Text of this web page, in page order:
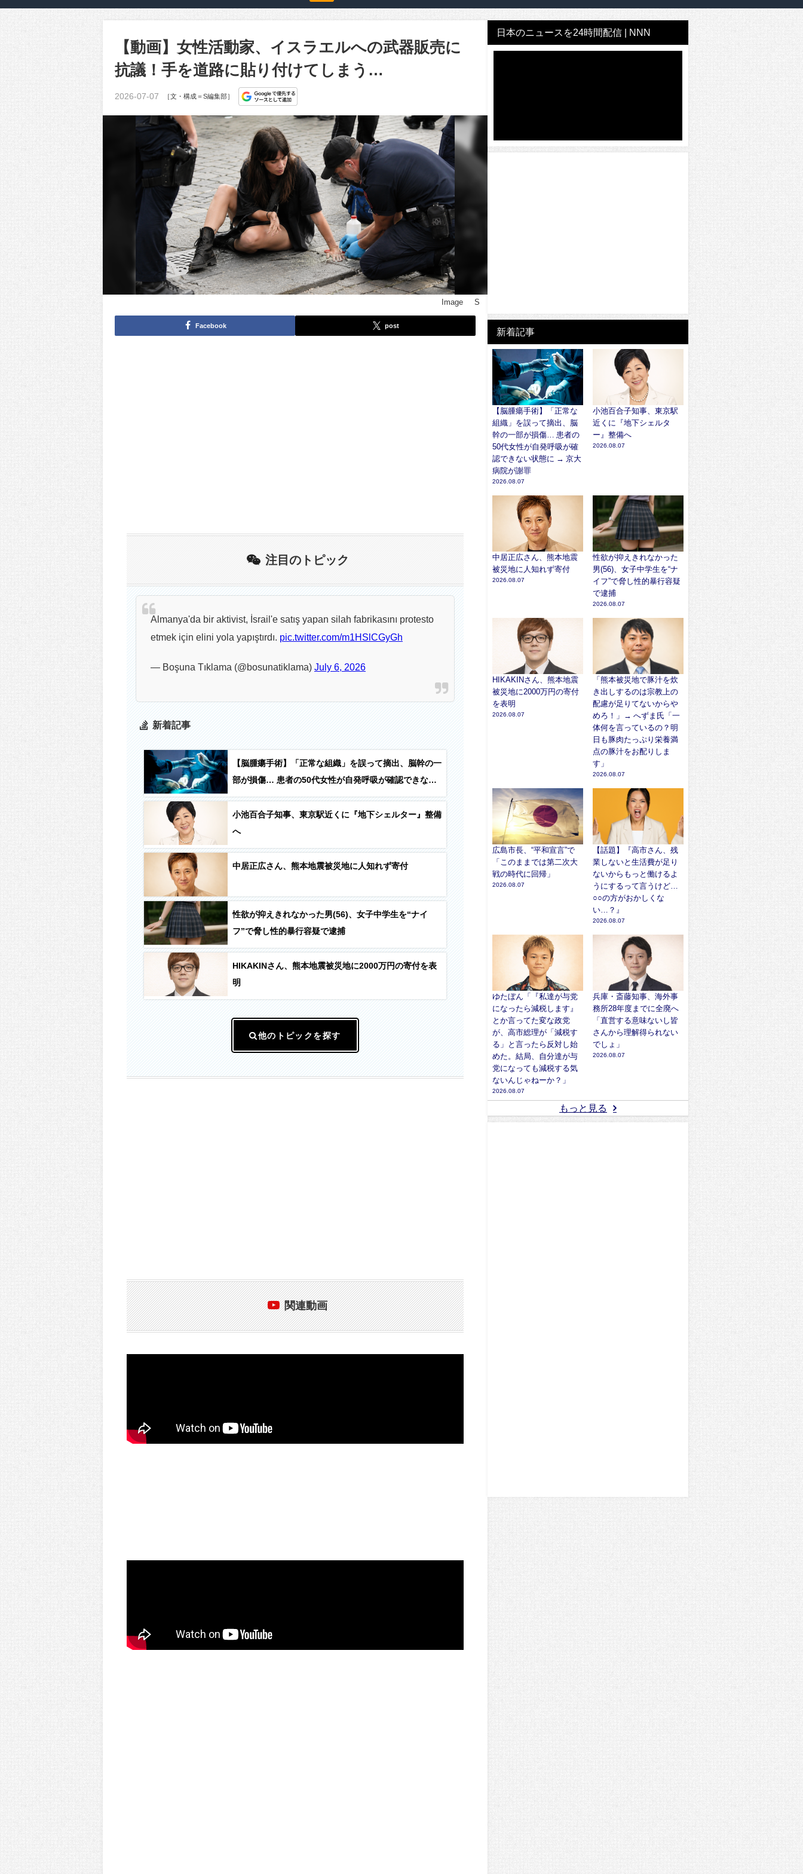
【動画】女性活動家、イスラエルへの武器販売に
抗議！手を道路に貼り付けてしまう…
2026-07-07 ［文・構成＝S編集部］
Image © S
Facebook post
注目のトピック
Almanya'da bir aktivist, İsrail'e satış yapan silah fabrikasını protesto
etmek için elini yola yapıştırdı. pic.twitter.com/m1HSlCGyGh
— Boşuna Tıklama (@bosunatiklama) July 6, 2026
新着記事
【脳腫瘍手術】「正常な組織」を誤って摘出、脳幹の一
部が損傷… 患者の50代女性が自発呼吸が確認できない
状態に → 京大病院が謝罪
小池百合子知事、東京駅近くに『地下シェルター』整備
へ
中居正広さん、熊本地震被災地に人知れず寄付
性欲が抑えきれなかった男(56)、女子中学生を“ナイ
フ”で脅し性的暴行容疑で逮捕
HIKAKINさん、熊本地震被災地に2000万円の寄付を表
明
他のトピックを探す
関連動画
日本のニュースを24時間配信 | NNN
新着記事
【脳腫瘍手術】「正常な
組織」を誤って摘出、脳
幹の一部が損傷… 患者の
50代女性が自発呼吸が確
認できない状態に → 京大
病院が謝罪
2026.08.07
小池百合子知事、東京駅
近くに『地下シェルタ
ー』整備へ
2026.08.07
中居正広さん、熊本地震
被災地に人知れず寄付
2026.08.07
性欲が抑えきれなかった
男(56)、女子中学生を“ナ
イフ”で脅し性的暴行容疑
で逮捕
2026.08.07
HIKAKINさん、熊本地震
被災地に2000万円の寄付
を表明
2026.08.07
「熊本被災地で豚汁を炊
き出しするのは宗教上の
配慮が足りてないからや
めろ！」→ へずま氏「一
体何を言っているの？明
日も豚肉たっぷり栄養満
点の豚汁をお配りしま
す」
2026.08.07
広島市長、“平和宣言”で
「このままでは第二次大
戦の時代に回帰」
2026.08.07
【話題】『高市さん、残
業しないと生活費が足り
ないからもっと働けるよ
うにするって言うけど…
○○の方がおかしくな
い…？』
2026.08.07
ゆたぼん「『私達が与党
になったら減税します』
とか言ってた変な政党
が、高市総理が「減税す
る」と言ったら反対し始
めた。結局、自分達が与
党になっても減税する気
ないんじゃねーか？」
2026.08.07
兵庫・斎藤知事、海外事
務所28年度までに全廃へ
「直営する意味ないし皆
さんから理解得られない
でしょ」
2026.08.07
もっと見る